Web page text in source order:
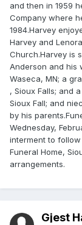
and then in 1959
Company where
1984.Harvey
Harvey and
Church.Harvey is
Anderson and his
Waseca, MN; a
, Sioux Falls; and
Sioux Fall; and
by his
Wednesday,
interment to follow
Funeral Home,
arrangements.
Gjest